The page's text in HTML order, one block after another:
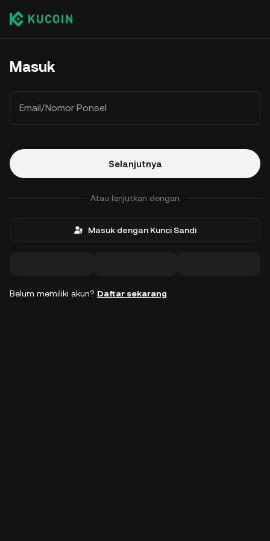
Masuk
Email/Nomor Ponsel
Selanjutnya
Atau lanjutkan dengan
Masuk dengan Kunci Sandi
Belum memiliki akun? Daftar sekarang